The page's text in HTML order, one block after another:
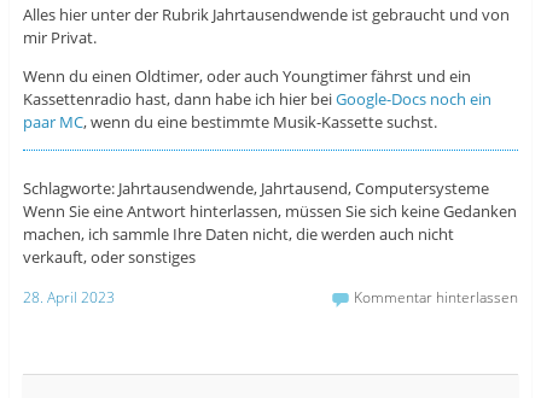
Alles hier unter der Rubrik Jahrtausendwende ist gebraucht und von
mir Privat.
Wenn du einen Oldtimer, oder auch Youngtimer fährst und ein
Kassettenradio hast, dann habe ich hier beiGoogle-Docs noch ein
paar MC, wenn du eine bestimmte Musik-Kassette suchst.
Schlagworte: Jahrtausendwende, Jahrtausend, Computersysteme
Wenn Sie eine Antwort hinterlassen, müssen Sie sich keine Gedanken
machen, ich sammle Ihre Daten nicht, die werden auch nicht
verkauft, oder sonstiges
28. April 2023 Kommentar hinterlassen